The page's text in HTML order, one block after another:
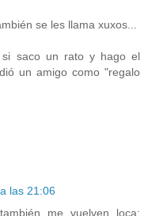
se les llama xuxos...
si saco un rato y hago el
un amigo como "regalo
las 21:06
me vuelven loca: